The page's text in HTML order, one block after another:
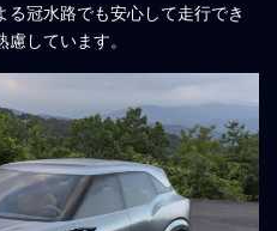
る冠水路でも安心して走行でき
しています。